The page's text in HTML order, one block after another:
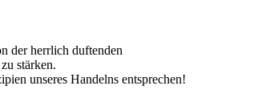
der herrlich duftenden
stärken.
unseres Handelns entsprechen!